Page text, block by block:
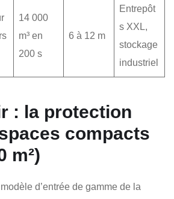
14 000
m³ en
200 s
6 à 12 m
Entrepôt
s XXL,
stockage
industriel
: la protection
compacts
m²)
d’entrée de gamme de la